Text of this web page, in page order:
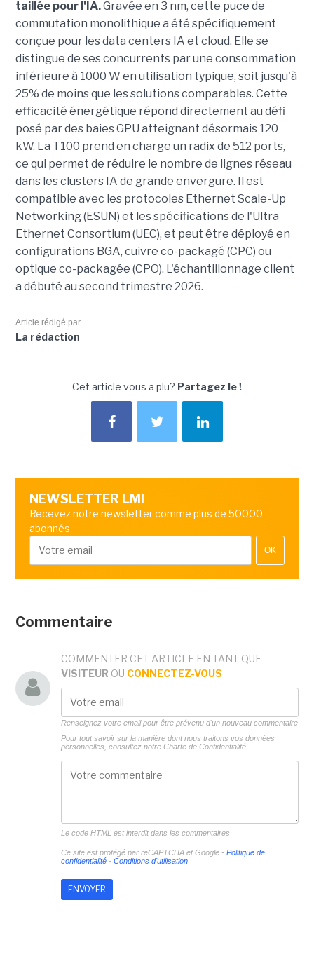
taillée pour l'IA.Gravée en 3 nm, cette puce de
commutation monolithique a été spécifiquement
conçue pour les data centers IA et cloud. Elle se
distingue de ses concurrents par une consommation
inférieure à 1000 W en utilisation typique, soit jusqu'à
25% de moins que les solutions comparables. Cette
efficacité énergétique répond directement au défi
posé par des baies GPU atteignant désormais 120
kW. La T100 prend en charge un radix de 512 ports,
ce qui permet de réduire le nombre de lignes réseau
dans les clusters IA de grande envergure. Il est
compatible avec les protocoles Ethernet Scale-Up
Networking (ESUN) et les spécifications de l'Ultra
Ethernet Consortium (UEC), et peut être déployé en
configurations BGA, cuivre co-packagé (CPC) ou
optique co-packagée (CPO). L'échantillonnage client
a débuté au second trimestre 2026.
Article rédigé par
La rédaction
Cet article vous a plu? Partagez le !
NEWSLETTER LMI
Recevez notre newsletter comme plus de 50000
abonnés
OK
Commentaire
COMMENTER CET ARTICLE EN TANT QUE
VISITEUR OU CONNECTEZ-VOUS
Renseignez votre email pour être prévenu d'un nouveau commentaire
Pour tout savoir sur la manière dont nous traitons vos données
personnelles, consultez notre Charte de Confidentialité.
Le code HTML est interdit dans les commentaires
Ce site est protégé par reCAPTCHA et Google - Politique de
confidentialité- Conditions d'utilisation